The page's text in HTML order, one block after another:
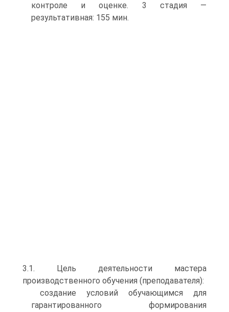
контроле и оценке. 3 стадия —
результативная: 155 мин.
3.1. Цель деятельности мастера
производственного обучения (преподавателя):
создание условий обучающимся для
гарантированного формирования